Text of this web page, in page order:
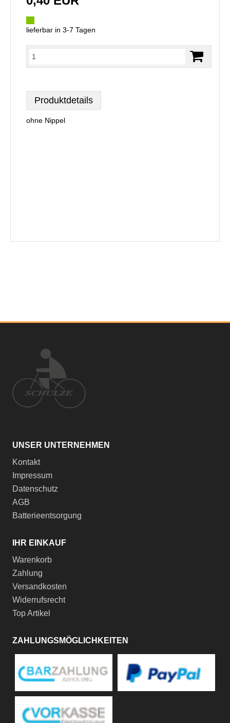
lieferbar in 3-7 Tagen
Produktdetails
ohne Nippel
UNSER UNTERNEHMEN
Kontakt
Impressum
Datenschutz
AGB
Batterieentsorgung
IHR EINKAUF
Warenkorb
Zahlung
Versandkosten
Widerrufsrecht
Top Artikel
ZAHLUNGSMÖGLICHKEITEN